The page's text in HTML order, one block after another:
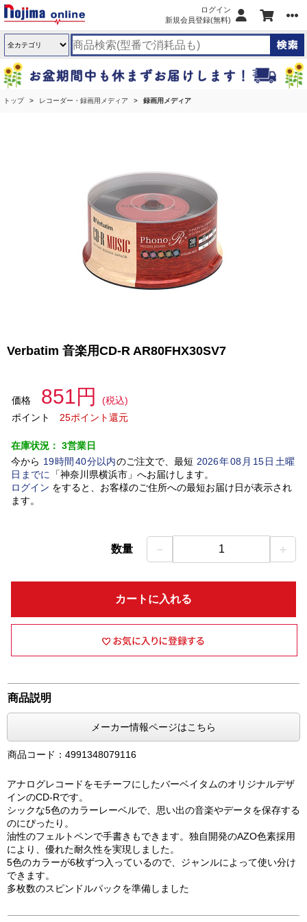
ログイン
新規会員登録(無料)
トップ レコーダー・録画用メディア 録画用メディア
Verbatim 音楽用CD-R AR80FHX30SV7
価格 851円
(税込)
ポイント
25ポイント還元
在庫状況： 3営業日
今から 19時間 40分以内のご注文で、最短 2026年08 月 15日土曜
日 までに 「神奈川県横浜市」 へお届けします。
ログイン をすると、お客様のご住所への最短お届け日が表示され
ます。
数量 － 1 ＋
カートに入れる
商品説明
メーカー情報ページはこちら
商品コード：4991348079116
アナログレコードをモチーフにしたバーベイタムのオリジナルデザ
インのCD-Rです。
シックな5色のカラーレーベルで、思い出の音楽やデータを保存する
のにぴったり。
油性のフェルトペンで手書きもできます。独自開発のAZO色素採用
により、優れた耐久性を実現しました。
5色のカラーが6枚ずつ入っているので、ジャンルによって使い分け
できます。
多枚数のスピンドルパックを準備しました